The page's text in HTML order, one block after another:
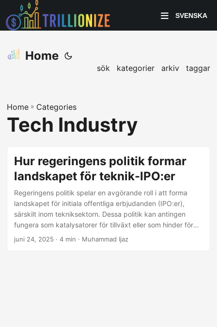
SVENSKA
Home
sök kategorier arkiv taggar
Home » Categories
Tech Industry
Hur regeringens politik formar
landskapet för teknik-IPO:er
Regeringens politik spelar en avgörande roll i att forma
landskapet för initiala offentliga erbjudanden (IPO:er),
särskilt inom tekniksektorn. Dessa politik kan antingen
fungera som katalysatorer för tillväxt eller som hinder för
inträde, vilket signifikant påverkar beslutsprocesserna för
juni 24, 2025 · 4 min · Muhammad Ijaz